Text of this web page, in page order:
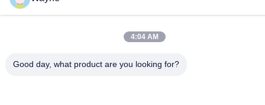
গাড়ী পরিষ্কার কোট বার্নিশ
4:04 AM
Good day, what product are you looking for?